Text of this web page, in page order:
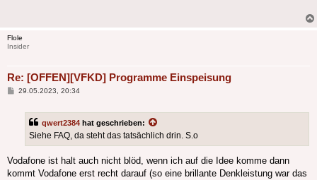
Flole
Insider
Re: [OFFEN][VFKD] Programme Einspeisung
Beitrag
29.05.2023, 20:34
qwert2384 hat geschrieben:
Siehe FAQ, da steht das tatsächlich drin. S.o
Vodafone ist halt auch nicht blöd, wenn ich auf die Idee komme dann
kommt Vodafone erst recht darauf (so eine brillante Denkleistung war das